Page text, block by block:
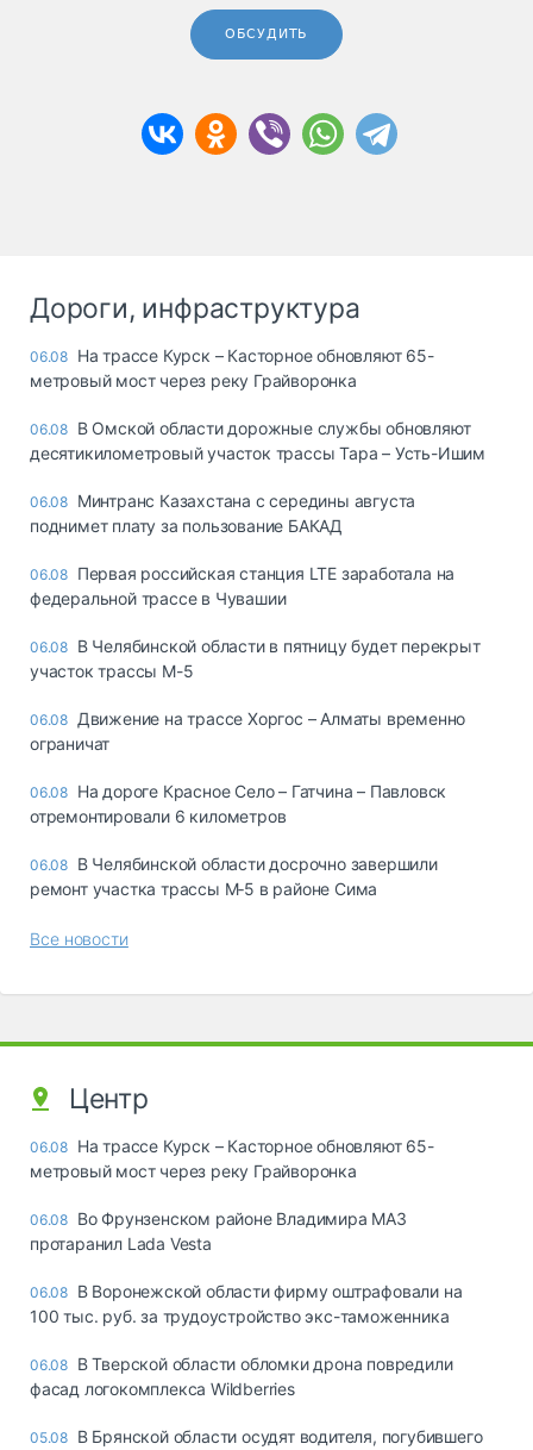
ОБСУДИТЬ
Дороги, инфраструктура
06.08 На трассе Курск – Касторное обновляют 65-
метровый мост через реку Грайворонка
06.08 В Омской области дорожные службы обновляют
десятикилометровый участок трассы Тара – Усть-Ишим
06.08 Минтранс Казахстана с середины августа
поднимет плату за пользование БАКАД
06.08 Первая российская станция LTE заработала на
федеральной трассе в Чувашии
06.08 В Челябинской области в пятницу будет перекрыт
участок трассы М-5
06.08 Движение на трассе Хоргос – Алматы временно
ограничат
06.08 На дороге Красное Село – Гатчина – Павловск
отремонтировали 6 километров
06.08 В Челябинской области досрочно завершили
ремонт участка трассы М‑5 в районе Сима
Все новости
Центр
06.08 На трассе Курск – Касторное обновляют 65-
метровый мост через реку Грайворонка
06.08 Во Фрунзенском районе Владимира МАЗ
протаранил Lada Vesta
06.08 В Воронежской области фирму оштрафовали на
100 тыс. руб. за трудоустройство экс-таможенника
06.08 В Тверской области обломки дрона повредили
фасад логокомплекса Wildberries
05.08 В Брянской области осудят водителя, погубившего